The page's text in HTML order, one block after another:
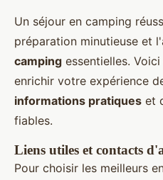
Un séjour en camping
préparation minutieuse et
camping essentielles.
enrichir votre expérience
informations pratiques et
fiables.
Liens utiles et contacts
Pour choisir les meilleurs